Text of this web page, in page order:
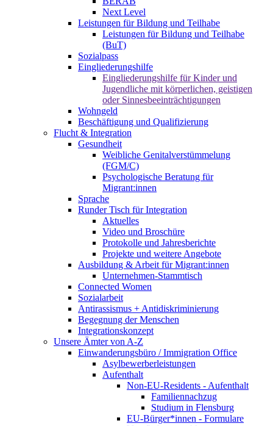
Next Level
Leistungen für Bildung und Teilhabe
Leistungen für Bildung und Teilhabe
(BuT)
Sozialpass
Eingliederungshilfe
Eingliederungshilfe für Kinder und
Jugendliche mit körperlichen, geistigen
oder Sinnesbeeinträchtigungen
Wohngeld
Beschäftigung und Qualifizierung
Flucht & Integration
Gesundheit
Weibliche Genitalverstümmelung
(FGM/C)
Psychologische Beratung für
Migrant:innen
Sprache
Runder Tisch für Integration
Aktuelles
Video und Broschüre
Protokolle und Jahresberichte
Projekte und weitere Angebote
Ausbildung & Arbeit für Migrant:innen
Unternehmen-Stammtisch
Connected Women
Sozialarbeit
Antirassismus + Antidiskriminierung
Begegnung der Menschen
Integrationskonzept
Unsere Ämter von A-Z
Einwanderungsbüro / Immigration Office
Asylbewerberleistungen
Aufenthalt
Non-EU-Residents - Aufenthalt
Familiennachzug
Studium in Flensburg
EU-Bürger*innen - Formulare